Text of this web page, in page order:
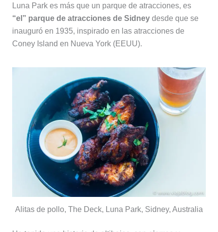
Luna Park es más que un parque de atracciones, es
“el” parque de atracciones de Sidneydesde que se
inauguró en 1935, inspirado en las atracciones de
Coney Island en Nueva York (EEUU).
Alitas de pollo, The Deck, Luna Park, Sidney, Australia